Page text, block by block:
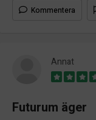
Kommentera
Annat
Futurum äger